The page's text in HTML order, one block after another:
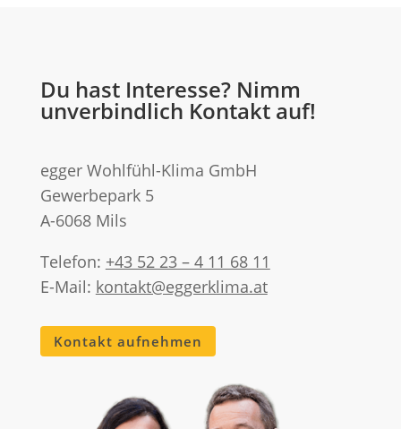
Du hast Interesse? Nimm
unverbindlich Kontakt auf!
egger Wohlfühl-Klima GmbH
Gewerbepark 5
A-6068 Mils
Telefon: +43 52 23 – 4 11 68 11
E-Mail: kontakt@eggerklima.at
Kontakt aufnehmen